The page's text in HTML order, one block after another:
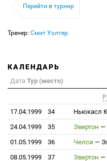
Перейти в турнир
Тренер: Смит Уолтер
КАЛЕНДАРЬ
Дата Тур (место)
17.04.1999 34 Ньюкасл
24.04.1999
35 Эвертон —
01.05.1999
36 Челси —
08.05.1999
37 Эвертон —